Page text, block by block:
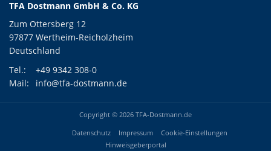
TFA Dostmann GmbH & Co. KG
Zum Ottersberg 12
97877 Wertheim-Reicholzheim
Deutschland
Tel.:
+49 9342 308-0
Mail:
info@tfa-dostmann.de
Copyright © 2026 TFA-Dostmann.de
Datenschutz Impressum
Cookie-Einstellungen
Hinweisgeberportal